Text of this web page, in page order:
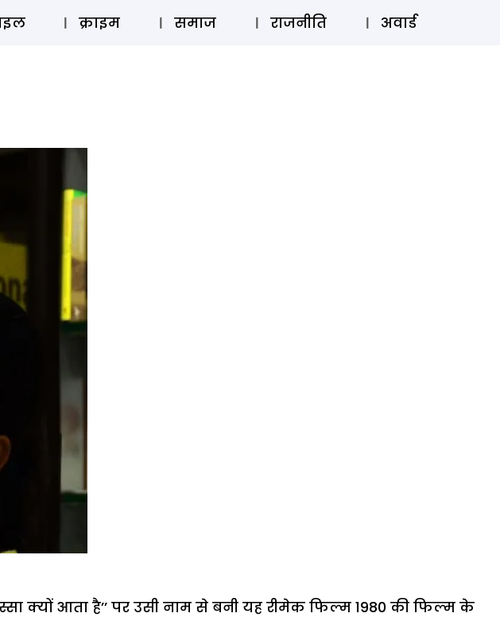
ऑडियो स्टोरी लॉग इन ⚲ SUBSCRIBE
क्राइम समाज राजनीति अवार्ड
क्यों आता है’’ पर उसी नाम से बनी यह रीमेक फिल्म 1980 की फिल्म के